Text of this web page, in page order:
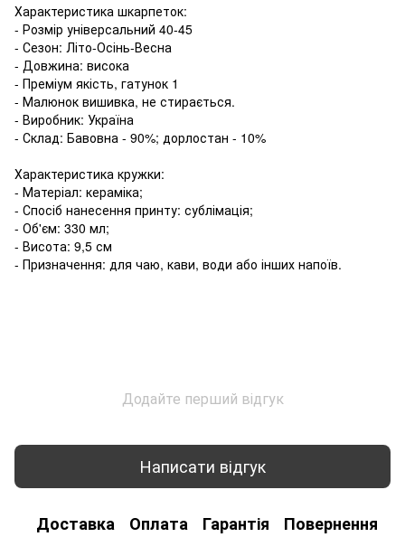
Характеристика шкарпеток:
- Розмір універсальний 40-45
- Сезон: Літо-Осінь-Весна
- Довжина: висока
- Преміум якість, гатунок 1
- Малюнок вишивка, не стирається.
- Виробник: Україна
- Склад: Бавовна - 90%; дорлостан - 10%
Характеристика кружки:
- Матеріал: кераміка;
- Спосіб нанесення принту: сублімація;
- Об'єм: 330 мл;
- Висота: 9,5 см
- Призначення: для чаю, кави, води або інших напоїв.
Додайте перший відгук
Написати відгук
Доставка Оплата Гарантія Повернення